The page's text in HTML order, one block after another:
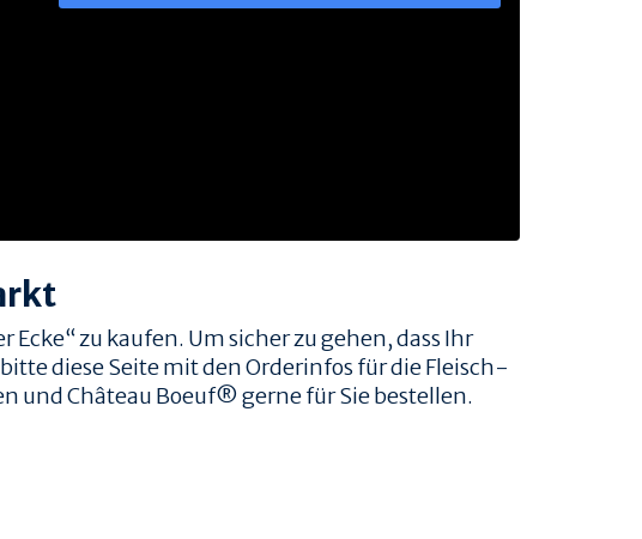
zu kaufen. Um sicher zu gehen, dass Ihr
diese Seite mit den Orderinfos für die Fleisch-
und Château Boeuf® gerne für Sie bestellen.